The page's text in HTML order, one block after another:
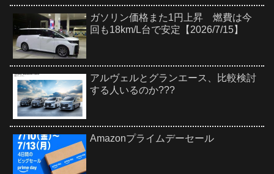
ガソリン価格また1円上昇 燃費は今
回も18km/L台で安定【2026/7/15】
アルヴェルとグランエース、比較検討
する人いるのか???
Amazonプライムデーセール